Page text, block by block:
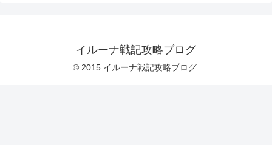
イルーナ戦記攻略ブログ
© 2015 イルーナ戦記攻略ブログ.